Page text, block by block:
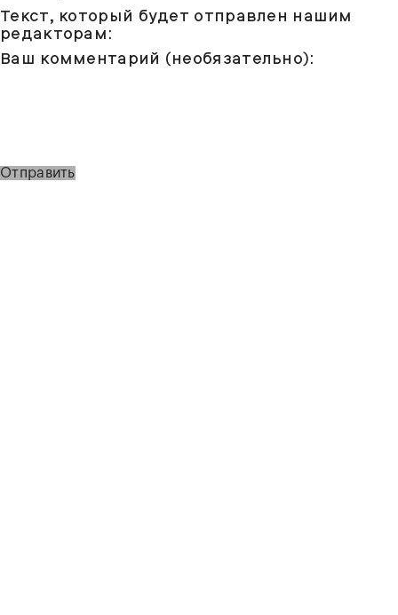
Текст, который будет отправлен нашим
редакторам:
Ваш комментарий (необязательно):
Отправить